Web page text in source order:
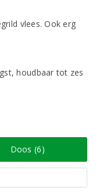
vlees. Ook erg
houdbaar tot zes
Doos (6)